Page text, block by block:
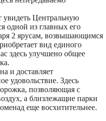
увидеть Центральную
одной из главных его
2 ярусам, возвышающимся
вид единого
здесь улучшено общее
и доставляет
удовольствие. Здесь
позволяющая с
а близлежащие парки
еще восхитительнее.